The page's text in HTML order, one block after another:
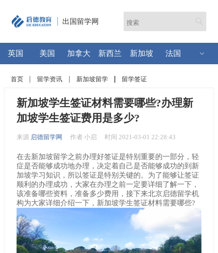
出国留学网
英国 美国 加拿大 新西兰 新加坡 法国
首页 留学资讯 新加坡留学 留学签证
新加坡学生签证材料需要哪些?办理新
加坡学生签证费用是多少?
来源 启德留学网 作者 小启 时间 2021-03-01 22:28:43
在去新加坡留学之前办理好签证是特别重要的一部分，轻
症是否能够成功地办理，决定着自己是否能够成功的到新
加坡学习知识，所以签证是特别关键的。为了能够让签证
顺利的办理成功，大家在办理之前一定要详细了解一下，
该准备哪些资料，准备多少费用，接下来北京启德留学机
构为大家详细介绍一下，新加坡学生签证材料需要哪些?